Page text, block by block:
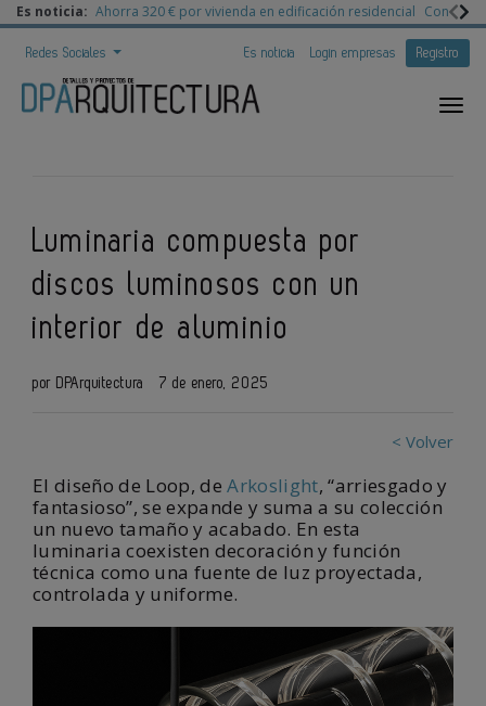
Es noticia: Ahorra 320 € por vivienda en edificación residencial
Redes Sociales Es noticia Login empresas Registro
Luminaria compuesta por
discos luminosos con un
interior de aluminio
por DPArquitectura 7 de enero, 2025
< Volver
El diseño de Loop, deArkoslight, “arriesgado y
fantasioso”, se expande y suma a su colección
un nuevo tamaño y acabado. En esta
luminaria coexisten decoración y función
técnica como una fuente de luz proyectada,
controlada y uniforme.